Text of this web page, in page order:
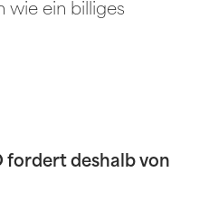
wie ein billiges
fordert deshalb von